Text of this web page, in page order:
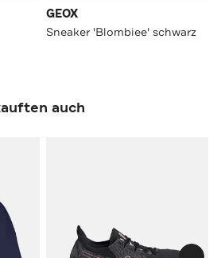
GEOX
Sneaker 'Blombiee' schwarz
auch